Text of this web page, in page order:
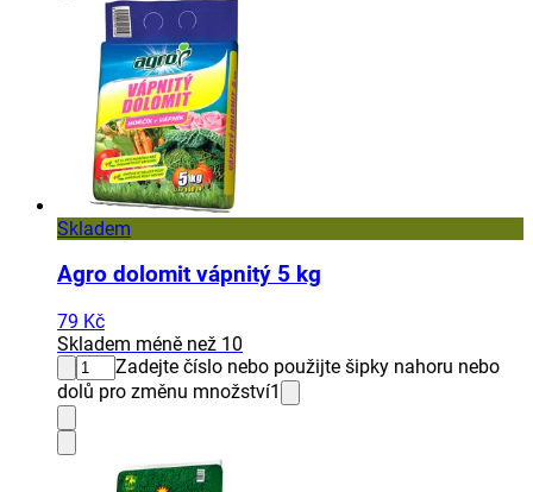
Skladem
Agro dolomit vápnitý 5 kg
79 Kč
Skladem méně než 10
Zadejte číslo nebo použijte šipky nahoru nebo
dolů pro změnu množství1